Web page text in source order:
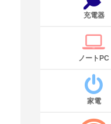
充電器
ノートPC
家電